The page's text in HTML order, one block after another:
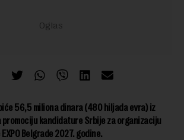
56,5 miliona dinara (480 hiljada evra) iz
promociju kandidature Srbije za organizaciju
Belgrade 2027. godine.